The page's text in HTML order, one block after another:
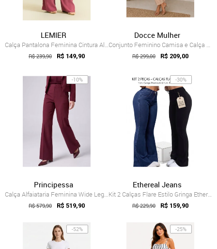
LEMIER
Calça Pantalona Feminina Cintura Alta Te...
R$ 239,90 R$ 149,90
Docce Mulher
Conjunto Feminino Camisa e Calça Bege Vi...
R$ 299,00 R$ 209,00
-10%
Principessa
Calça Alfaiataria Feminina Wide Leg Pant...
R$ 579,90 R$ 519,90
-30%
Ethereal Jeans
Kit 2 Calças Flare Estilo Gringa Etherea...
R$ 229,90 R$ 159,90
-52% -25%